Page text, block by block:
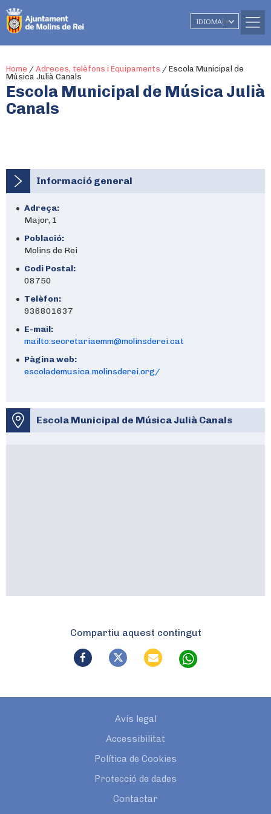
IDIOMA ▼
Home / Adreces, telèfons i Equipaments / Escola Municipal de
Música Julià Canals
Escola Municipal de Música Julià
Canals
Informació general
Adreça:
Major, 1
Població:
Molins de Rei
Codi Postal:
08750
Telèfon:
936801637
E-mail:
mailto:secretariaemm@molinsderei.cat
Pàgina web:
escolademusica.molinsderei.org/
Escola Municipal de Música Julià Canals
Compartiu aquest contingut
Avís legal
Accessibilitat
Política de Cookies
Protecció de dades
Contactar